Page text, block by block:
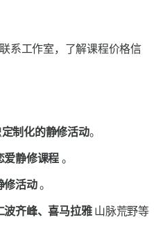
系工作室，了解课程价格信
定制化的静修活动。
爱静修课程 。
修活动。
波齐峰、喜马拉雅山脉荒野等